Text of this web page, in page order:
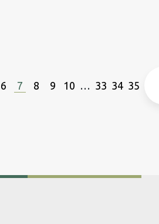
6 7 8 9 10 … 33 34 35